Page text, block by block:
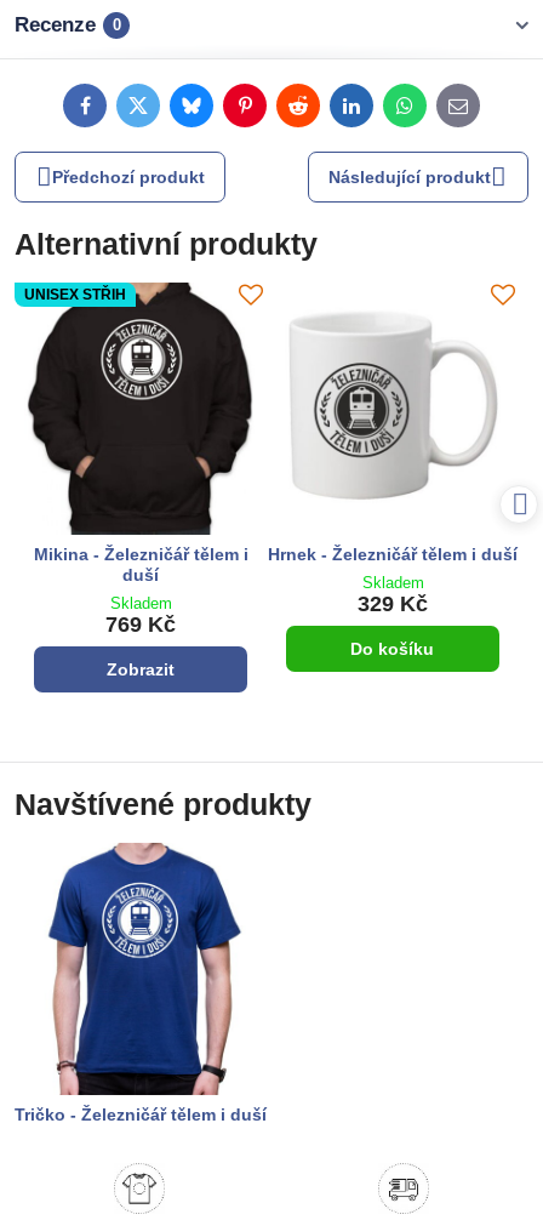
Recenze 0
FacebookTwitterBlueskyPinterestRedditLinkedInWhatsApp
E-
mail
Předchozí produkt Následující produkt
Alternativní produkty
UNISEX STŘIH
Mikina - Železničář tělem i
duší
Skladem
769 Kč
Zobrazit
Hrnek - Železničář tělem i duší
Skladem
329 Kč
Do košíku
Navštívené produkty
Tričko - Železničář tělem i duší